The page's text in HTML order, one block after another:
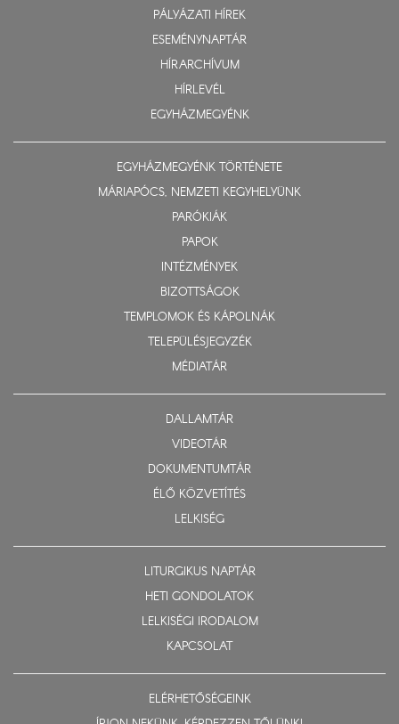
PÁLYÁZATI HÍREK
ESEMÉNYNAPTÁR
HÍRARCHÍVUM
HÍRLEVÉL
EGYHÁZMEGYÉNK
EGYHÁZMEGYÉNK TÖRTÉNETE
MÁRIAPÓCS, NEMZETI KEGYHELYÜNK
PARÓKIÁK
PAPOK
INTÉZMÉNYEK
BIZOTTSÁGOK
TEMPLOMOK ÉS KÁPOLNÁK
TELEPÜLÉSJEGYZÉK
MÉDIATÁR
DALLAMTÁR
VIDEOTÁR
DOKUMENTUMTÁR
ÉLŐ KÖZVETÍTÉS
LELKISÉG
LITURGIKUS NAPTÁR
HETI GONDOLATOK
LELKISÉGI IRODALOM
KAPCSOLAT
ELÉRHETŐSÉGEINK